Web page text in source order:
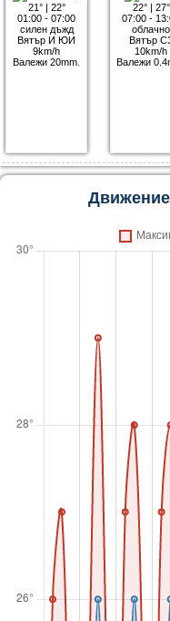
21°| 22°
01:00 - 07:00
силен дъжд
Вятър И ЮИ
9km/h
Валежи 20mm.
22°| 27°
07:00 -
облачно
Вятър
10km/h
Валежи
Движение